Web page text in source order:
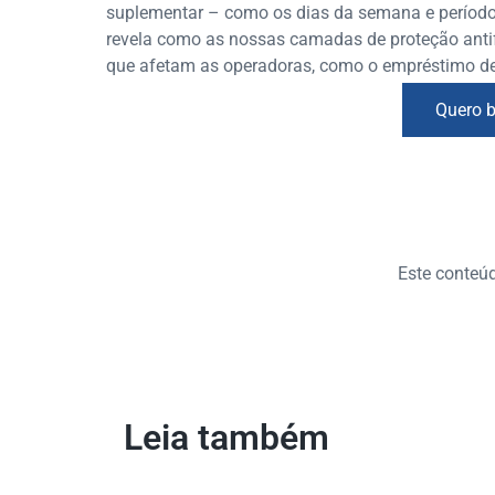
suplementar – como os dias da semana e
revela como as nossas camadas de proteção
que afetam as operadoras, como o empréstimo
Quero
Este
Leia também